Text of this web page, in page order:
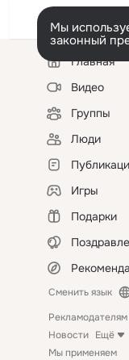
Мы
законный
Левая
колонкаГлавная
Видео
Группы
Люди
Игры
Подарки
Сменить язык
Рекламодателям
Новости Ещё
Мы применяем